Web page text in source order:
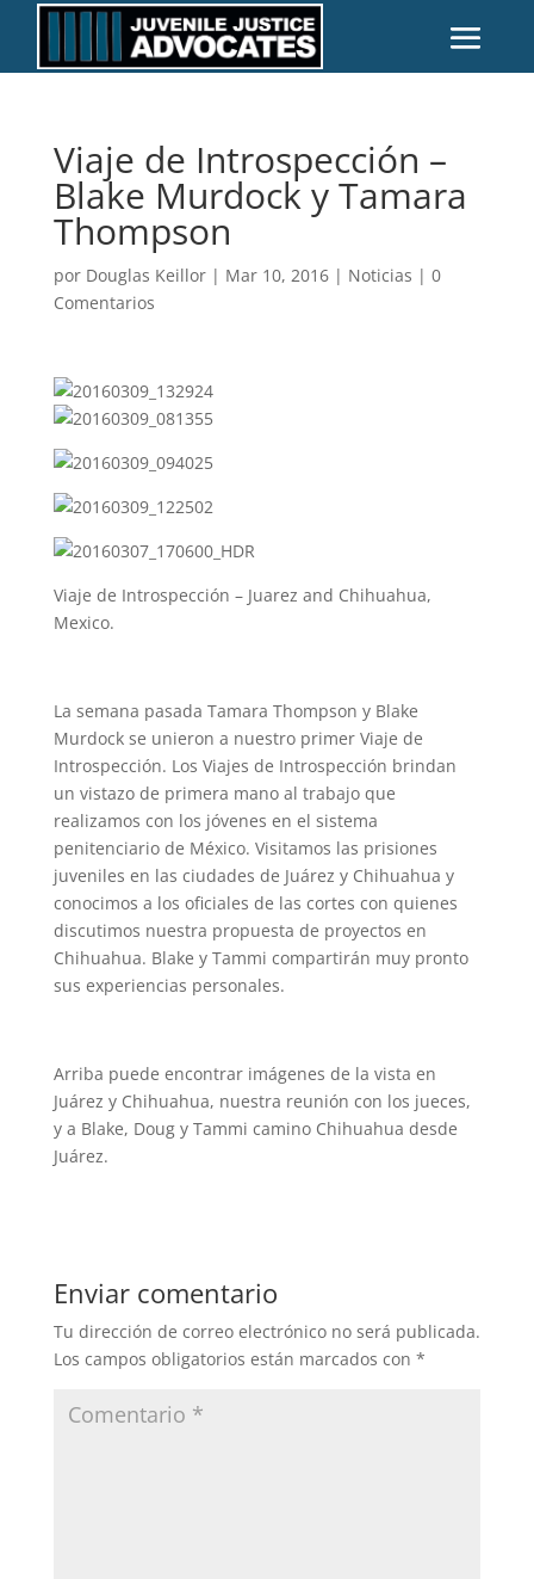
Viaje de Introspección –
Blake Murdock y Tamara
Thompson
por Douglas Keillor| Mar 10, 2016| Noticias | 0
Comentarios
Viaje de Introspección – Juarez and Chihuahua,
Mexico.
La semana pasada Tamara Thompson y Blake
Murdock se unieron a nuestro primer Viaje de
Introspección. Los Viajes de Introspección brindan
un vistazo de primera mano al trabajo que
realizamos con los jóvenes en el sistema
penitenciario de México. Visitamos las prisiones
juveniles en las ciudades de Juárez y Chihuahua y
conocimos a los oficiales de las cortes con quienes
discutimos nuestra propuesta de proyectos en
Chihuahua. Blake y Tammi compartirán muy pronto
sus experiencias personales.
Arriba puede encontrar imágenes de la vista en
Juárez y Chihuahua, nuestra reunión con los jueces,
y a Blake, Doug y Tammi camino Chihuahua desde
Juárez.
Enviar comentario
Tu dirección de correo electrónico no será publicada.
Los campos obligatorios están marcados con *